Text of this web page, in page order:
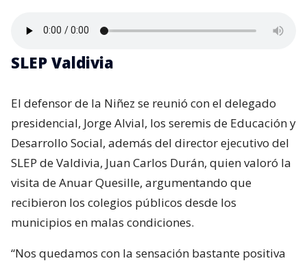
SLEP Valdivia
El defensor de la Niñez se reunió con el delegado
presidencial, Jorge Alvial, los seremis de Educación y
Desarrollo Social, además del director ejecutivo del
SLEP de Valdivia, Juan Carlos Durán, quien valoró la
visita de Anuar Quesille, argumentando que
recibieron los colegios públicos desde los
municipios en malas condiciones.
“Nos quedamos con la sensación bastante positiva